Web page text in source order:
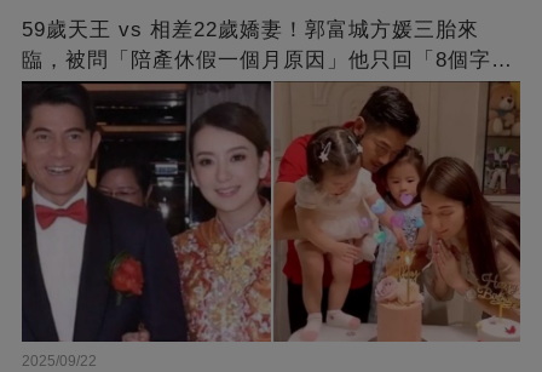
59歲天王 vs 相差22歲嬌妻！郭富城方媛三胎來
臨，被問「陪產休假一個月原因」他只回「8個字」
被贊爆
2025/09/22